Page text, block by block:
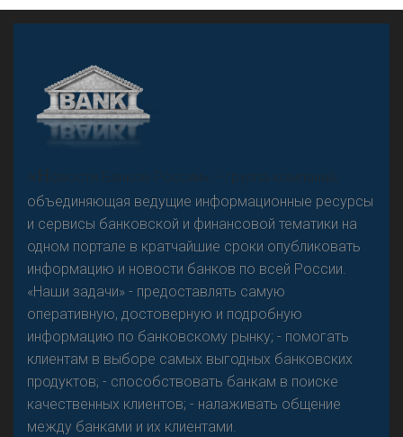
Резкого разворота на рынке автокредитов не
предвидится - «Интервью»
«Н
овости Банков России» – группа компаний,
объединяющая ведущие информационные ресурсы
и сервисы банковской и финансовой тематики на
одном портале в кратчайшие сроки опубликовать
информацию и новости банков по всей России.
«Наши задачи» - предоставлять самую
оперативную, достоверную и подробную
информацию по банковскому рынку; - помогать
клиентам в выборе самых выгодных банковских
продуктов; - способствовать банкам в поиске
качественных клиентов; - налаживать общение
между банками и их клиентами.